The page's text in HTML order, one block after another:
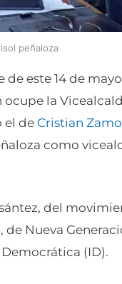
peñaloza
este 14 de
la
el de Cristian
como
del
Nueva
(ID).